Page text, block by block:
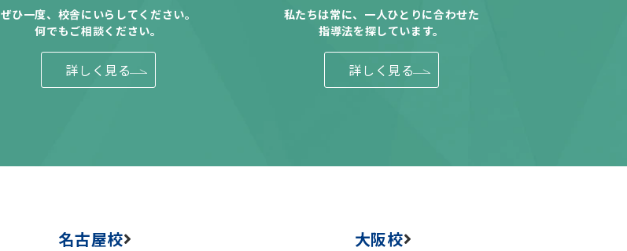
ぜひ一度、校舎にいらしてください。
何でもご相談ください。
詳しく見る
私たちは常に、一人ひとりに合わせた
指導法を探しています。
詳しく見る
名古屋校 大阪校